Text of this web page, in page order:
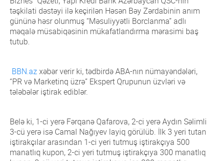
təşkilati dəstəyi ilə keçirilən Həsən Bəy Zərdabinin anım
gününə həsr olunmuş “Məsuliyyətli Borclanma” adlı
məqalə müsabiqəsinin mükafatlandırma mərasimi baş
tutub.
BBN.azxəbər verir ki, tədbirdə ABA-nın nümayəndələri,
“PR və Marketinq üzrə” Ekspert Qrupunun üzvləri və
tələbələr iştirak ediblər.
Belə ki, 1-ci yerə Fərqanə Qafarova, 2-ci yerə Aydın Səlimli
3-cü yerə isə Camal Nağıyev layiq görülüb. İlk 3 yeri tutan
iştirakçılar arasından 1-ci yeri tutmuş iştirakçıya 500
manatlıq kupon, 2-ci yeri tutmuş iştirakçıya 300 manatlıq
Ümumi məlumat
Qrupun üzvləri
Rəqəmsal ödənişlər sahəsində fırıldaqçılıq
əməliyyatlarına qarşı mübarizə
Ümumi məlumat
ESİ və Dayanıqlı bankçılıq